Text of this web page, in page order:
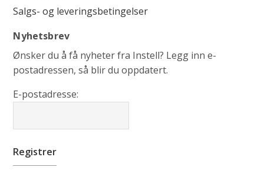
Salgs- og leveringsbetingelser
Nyhetsbrev
Ønsker du å få nyheter fra Instell? Legg inn e-
postadressen, så blir du oppdatert.
E-postadresse: